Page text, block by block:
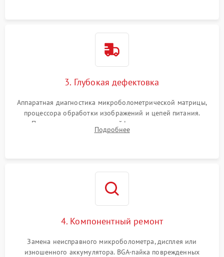
3. Глубокая дефектовка
Аппаратная диагностика микроболометрической матрицы,
процессора обработки изображений и цепей питания.
Проверка целостности шлейфов, модуля памяти и
интерфейсов связи. Выявление сгоревших SMD-компонентов
Подробнее
4. Компонентный ремонт
Замена неисправного микроболометра, дисплея или
изношенного аккумулятора. BGA-пайка поврежденных